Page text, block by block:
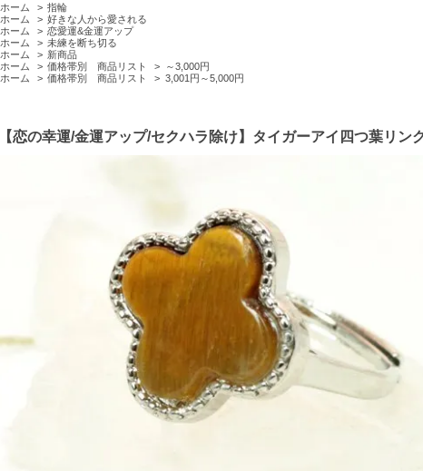
ホーム > 指輪
ホーム
> 好きな人から愛される
ホーム
> 恋愛運&金運アップ
ホーム
> 未練を断ち切る
ホーム
> 新商品
ホーム
> 価格帯別 商品リスト >
～3,000円
ホーム
> 価格帯別 商品リスト > 3,001円～5,000円
【恋の幸運/金運アップ/セクハラ除け】タイガーアイ四つ葉リン